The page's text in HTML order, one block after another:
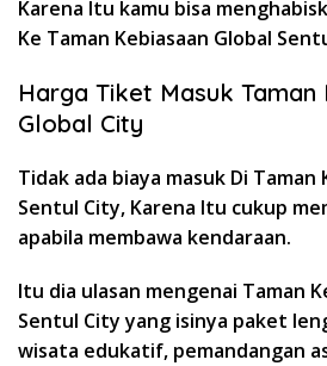
Karena Itu kamu bisa
Ke Taman Kebiasaan Global
Harga Tiket Masuk Taman
Global City
Tidak ada biaya masuk Di Taman
Sentul City, Karena Itu cukup
apabila membawa kendaraan.
Itu dia ulasan mengenai Taman
Sentul City yang isinya paket
wisata edukatif, pemandangan